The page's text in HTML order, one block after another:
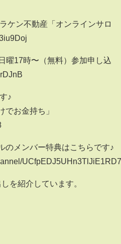
ケン不動産「オンラインサロ
17時〜（無料）参加申し込
♪
でお金持ち」
メンバー特典はこちらです♪
を紹介しています。